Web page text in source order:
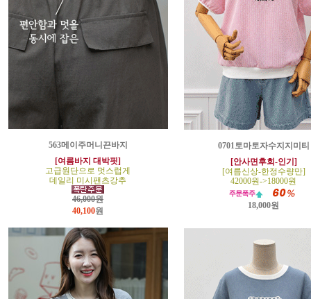
563메이주머니끈바지
[여름바지 대박핏]
고급원단으로 멋스럽게
데일리 미시팬츠강추
46,000원
40,100원
0701토마토자수지지미티
[안사면후회-인기]
[여름신상-한정수량만]
42000원->18000원
18,000원